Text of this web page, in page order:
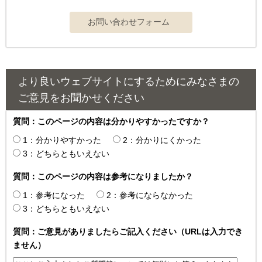
より良いウェブサイトにするためにみなさまの
ご意見をお聞かせください
質問：このページの内容は分かりやすかったですか？
1：分かりやすかった
2：分かりにくかった
3：どちらともいえない
質問：このページの内容は参考になりましたか？
1：参考になった
2：参考にならなかった
3：どちらともいえない
質問：ご意見がありましたらご記入ください（URLは入力でき
ません）